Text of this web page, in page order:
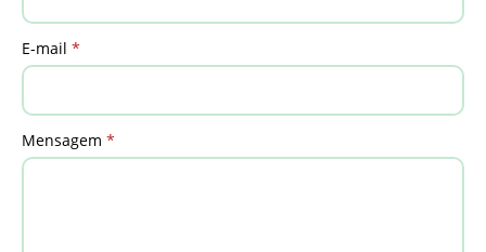
E-mail *
Mensagem *